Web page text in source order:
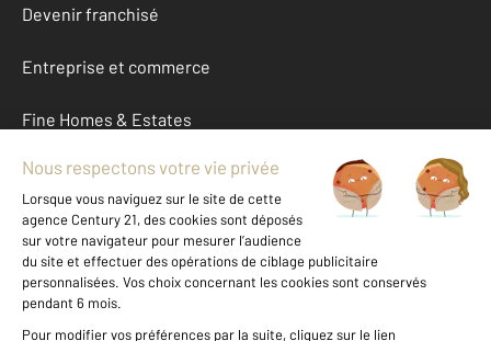
Devenir franchisé
Entreprise et commerce
Fine Homes & Estates
À propos
International
Nous contacter